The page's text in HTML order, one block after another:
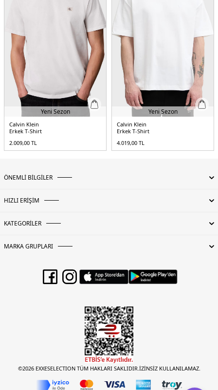
Yeni Sezon
Calvin Klein
Erkek T-Shirt
2.009,00 TL
Yeni Sezon
Calvin Klein
Erkek T-Shirt
4.019,00 TL
ÖNEMLİ BİLGİLER
HIZLI ERİŞİM
KATEGORİLER
MARKA GRUPLARI
©2026 EXXESELECTION TÜM HAKLARI SAKLIDIR.İZİNSİZ KULLANILAMAZ.